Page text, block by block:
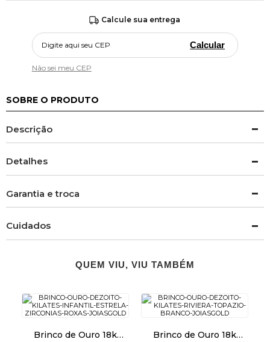
Calcule sua entrega
Calcular
Não sei meu CEP
SOBRE O PRODUTO
Descrição
Detalhes
Garantia e troca
Cuidados
QUEM VIU, VIU TAMBÉM
Brinco de Ouro 18k
Brinco de Ouro 18k
OFERTAS